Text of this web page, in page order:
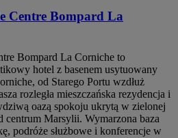
Centre Bompard La
Bompard La Corniche to
hotel z basenem usytuowany
od Starego Portu wzdłuż
rozległa mieszczańska rezydencja i
oazą spokoju ukrytą w zielonej
Marsylii. Wymarzona baza
podróże służbowe i konferencje w